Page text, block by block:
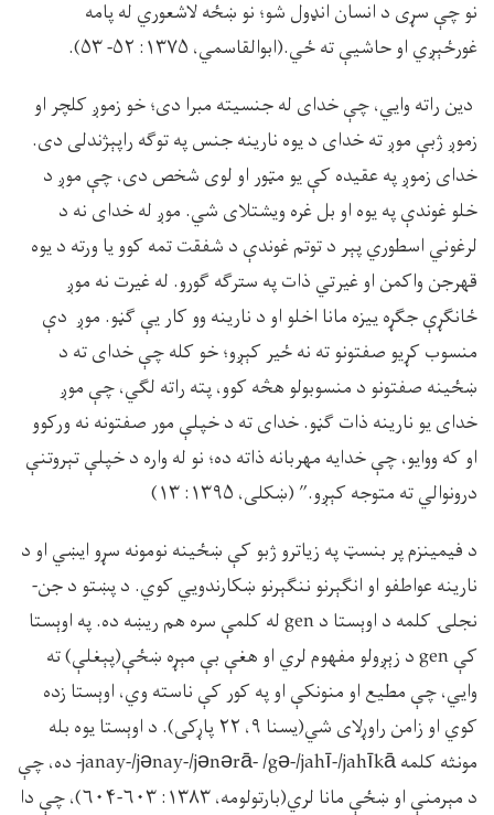
نو چې سړى د انسان انډول شو؛ نو ښځه لاشعوري له پامه
غورځېږي او حاشيې ته ځي.(ابوالقاسمي، ۱۳۷۵: ۵۲- ۵۳).
دين راته وايي، چې خداى له جنسيته مبرا دى؛ خو زموږ کلچر او
زموږ ژبې موږ ته خداى د يوه نارينه جنس په توگه راپېژندلى دى.
خداى زموږ په عقيده کې يو مټور او لوى شخص دى، چې موږ د
خلو غوندې په يوه او بل غره ويشتلاى شي. موږ له خداى نه د
لرغوني اسطوري پېر د توتم غوندې د شفقت تمه کوو يا ورته د يوه
قهرجن واکمن او غيرتي ذات په سترگه گورو. له غيرت نه موږ
ځانگړې جگړه ييزه مانا اخلو او د نارينه وو کار يې گڼو. موږ دې
منسوب کړيو صفتونو ته نه ځير کېږو؛ خو کله چې خداى ته د
ښځينه صفتونو د منسوبولو هڅه کوو، پته راته لگي، چې موږ
خداى يو نارينه ذات گڼو. خداى ته د خپلې مور صفتونه نه ورکوو
او که ووايو، چې خدايه مهربانه ذاته ده؛ نو له واره د خپلې تېروتنې
درونوالي ته متوجه کېږو.” (ښکلى، ۱۳۹۵: ١٣)
د فيمينزم پر بنسټ په زياترو ژبو کې ښځينه نومونه سړو ايښي او د
نارينه عواطفو او انګېرنو ننګېرنو ښکارندويي کوي. د پښتو د جن-
نجلۍ کلمه د اوېستا د gen له کلمې سره هم ريښه ده. په اوېستا
کې gen د زېږولو مفهوم لري او هغې بې مېړه ښځې(پېغلې) ته
وايي، چې مطيع او منونکې او په کور کې ناسته وي، اوېستا زده
کوي او زامن راوړلاى شي(يسنا ۹، ۲۲ پاړکى). د اوېستا يوه بله
مونثه کلمه janay-/jənay-/jənərā- /gə-/jahī-/jahīkā- ده، چې
د مېرمنې او ښځې مانا لري(بارتولومه، ۱۳۸۳: ۶۰۳-۶۰۴)، چې دا